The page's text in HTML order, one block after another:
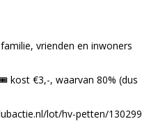
vrienden en inwoners
kost €3,-, waarvan 80% (dus
lot/hv-petten/130299